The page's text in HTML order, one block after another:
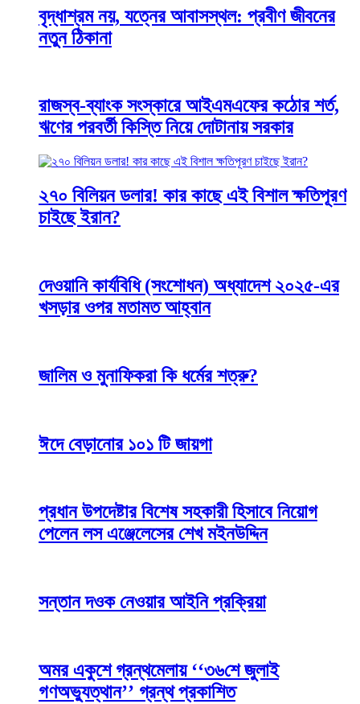
বৃদ্ধাশ্রম নয়, যত্নের আবাসস্থল: প্রবীণ জীবনের
নতুন ঠিকানা
রাজস্ব-ব্যাংক সংস্কারে আইএমএফের কঠোর শর্ত,
ঋণের পরবর্তী কিস্তি নিয়ে দোটানায় সরকার
২৭০ বিলিয়ন ডলার! কার কাছে এই বিশাল ক্ষতিপূরণ
চাইছে ইরান?
দেওয়ানি কার্যবিধি (সংশোধন) অধ্যাদেশ ২০২৫-এর
খসড়ার ওপর মতামত আহ্বান
জালিম ও মুনাফিকরা কি ধর্মের শত্রু?
ঈদে বেড়ানোর ১০১ টি জায়গা
প্রধান উপদেষ্টার বিশেষ সহকারী হিসাবে নিয়োগ
পেলেন লস এঞ্জেলেসের শেখ মইনউদ্দিন
সন্তান দওক নেওয়ার আইনি প্রক্রিয়া
অমর একুশে গ্রন্থমেলায় ‘‘৩৬শে জুলাই
গণঅভ্যুত্থান’’ গ্রন্থ প্রকাশিত